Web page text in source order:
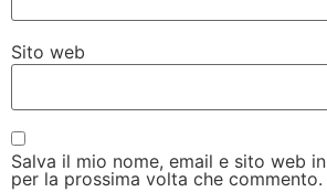
Sito web
Salva il mio nome, email e sito web
per la prossima volta che commento.